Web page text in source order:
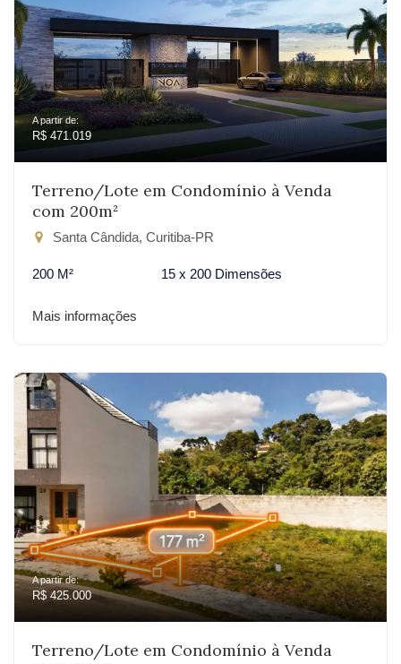
A partir de:
R$ 471.019
Terreno/Lote em Condomínio à Venda
com 200m²
Santa Cândida, Curitiba-PR
200 M² 15 x 200 Dimensões
Mais informações
A partir de:
R$ 425.000
Terreno/Lote em Condomínio à Venda